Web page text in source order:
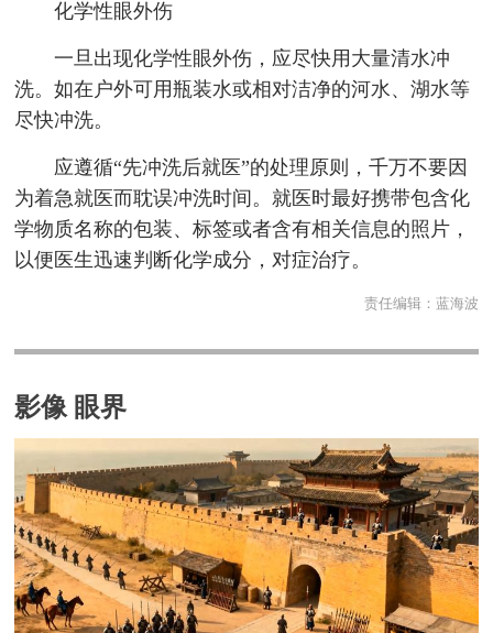
化学性眼外伤
一旦出现化学性眼外伤，应尽快用大量清水冲
洗。如在户外可用瓶装水或相对洁净的河水、湖水等
尽快冲洗。
应遵循“先冲洗后就医”的处理原则，千万不要因
为着急就医而耽误冲洗时间。就医时最好携带包含化
学物质名称的包装、标签或者含有相关信息的照片，
以便医生迅速判断化学成分，对症治疗。
责任编辑： 蓝海波
影像 眼界